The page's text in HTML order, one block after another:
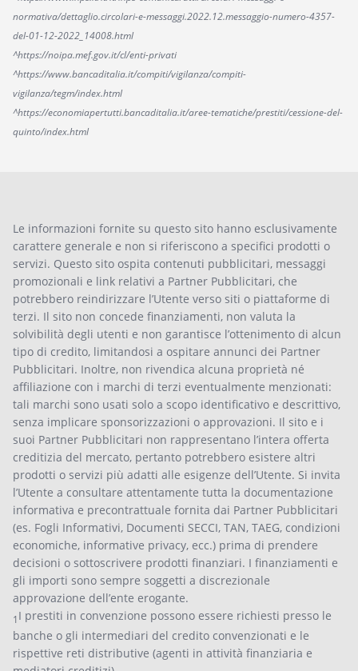
normativa/dettaglio.circolari-e-messaggi.2022.12.messaggio-numero-4357-
del-01-12-2022_14008.html
^https://noipa.mef.gov.it/cl/enti-privati
^https://www.bancaditalia.it/compiti/vigilanza/compiti-
vigilanza/tegm/index.html
^https://economiapertutti.bancaditalia.it/aree-tematiche/prestiti/cessione-del-
quinto/index.html
Le informazioni fornite su questo sito hanno esclusivamente
carattere generale e non si riferiscono a specifici prodotti o
servizi. Questo sito ospita contenuti pubblicitari, messaggi
promozionali e link relativi a Partner Pubblicitari, che
potrebbero reindirizzare l’Utente verso siti o piattaforme di
terzi. Il sito non concede finanziamenti, non valuta la
solvibilità degli utenti e non garantisce l’ottenimento di alcun
tipo di credito, limitandosi a ospitare annunci dei Partner
Pubblicitari. Inoltre, non rivendica alcuna proprietà né
affiliazione con i marchi di terzi eventualmente menzionati:
tali marchi sono usati solo a scopo identificativo e descrittivo,
senza implicare sponsorizzazioni o approvazioni. Il sito e i
suoi Partner Pubblicitari non rappresentano l’intera offerta
creditizia del mercato, pertanto potrebbero esistere altri
prodotti o servizi più adatti alle esigenze dell’Utente. Si invita
l’Utente a consultare attentamente tutta la documentazione
informativa e precontrattuale fornita dai Partner Pubblicitari
(es. Fogli Informativi, Documenti SECCI, TAN, TAEG, condizioni
economiche, informative privacy, ecc.) prima di prendere
decisioni o sottoscrivere prodotti finanziari. I finanziamenti e
gli importi sono sempre soggetti a discrezionale
approvazione dell’ente erogante.
1 I prestiti in convenzione possono essere richiesti presso le
banche o gli intermediari del credito convenzionati e le
rispettive reti distributive (agenti in attività finanziaria e